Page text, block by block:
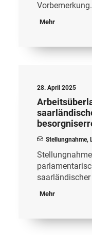
Mehr
28. April 2025
Stellungnahme,
Mehr